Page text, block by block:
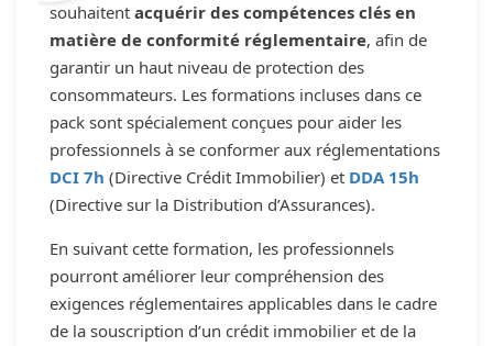
souhaitent acquérir des compétences clés en
matière de conformité réglementaire, afin de
garantir un haut niveau de protection des
consommateurs. Les formations incluses dans ce
pack sont spécialement conçues pour aider les
professionnels à se conformer aux réglementations
DCI 7h (Directive Crédit Immobilier) et DDA 15h
(Directive sur la Distribution d’Assurances).
En suivant cette formation, les professionnels
pourront améliorer leur compréhension des
exigences réglementaires applicables dans le cadre
de la souscription d’un crédit immobilier et de la